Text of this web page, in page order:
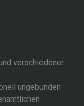
verschiedener
ungebunden